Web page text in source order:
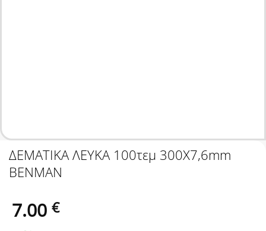
ΔΕΜΑΤΙΚΑ ΛΕΥΚΑ 100τεμ 300Χ7,6mm
BENMAN
7.00 €